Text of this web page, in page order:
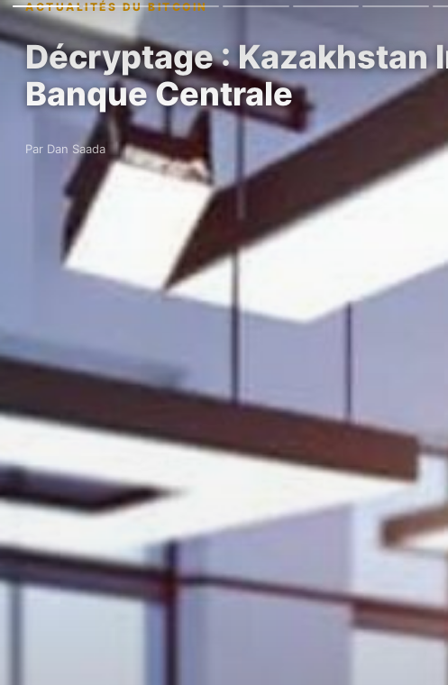
ACTUALITÉS DU BITCOIN
Décryptage : Kazakhstan
Banque Centrale
Par Dan Saada